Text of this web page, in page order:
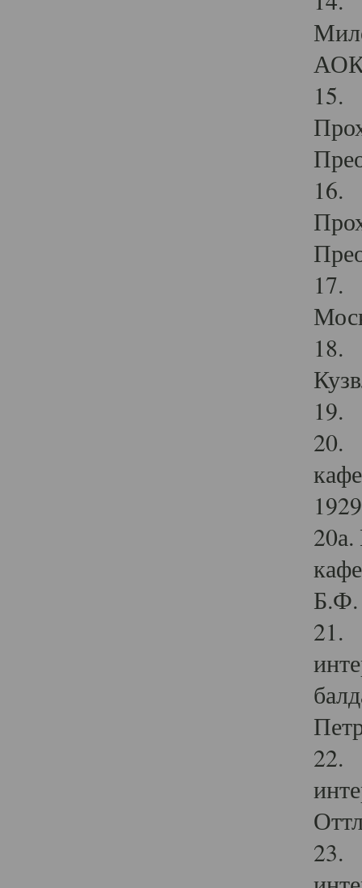
15.
16.
17.
18.
19.
20.
Б.Ф.
21.
22.
23.